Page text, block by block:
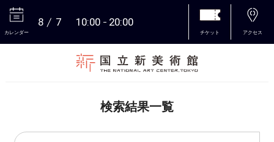
カレンダー
8 7 10:00 20:00
チケット アクセス
検索結果一覧